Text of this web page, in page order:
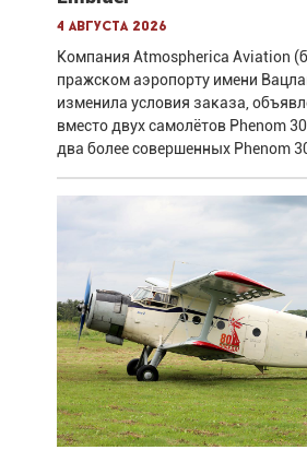
4 августа 2026
Компания Atmospherica Aviation
пражском аэропорту имени
изменила условия заказа,
вместо двух самолётов Phenom
два более совершенных Phenom